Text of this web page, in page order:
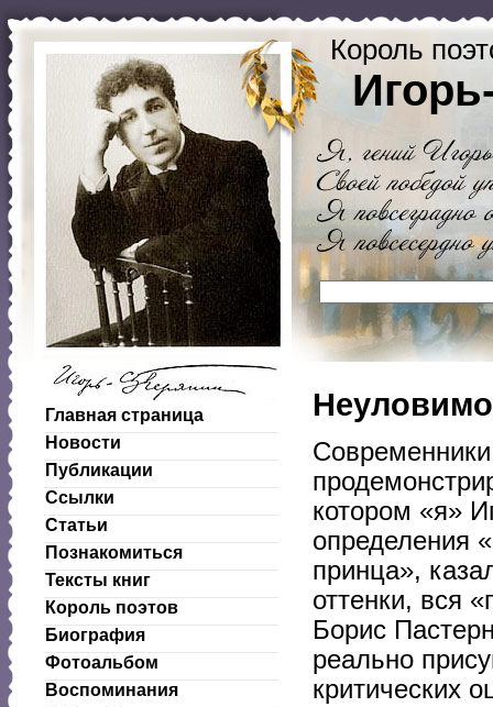
Король
Главная страница
Новости
Публикации
Ссылки
Статьи
Познакомиться
Тексты книг
Король поэтов
Биография
Фотоальбом
Воспоминания
Современники
котором «я»
определения
принца»,
оттенки, вся
Борис
реально
критических